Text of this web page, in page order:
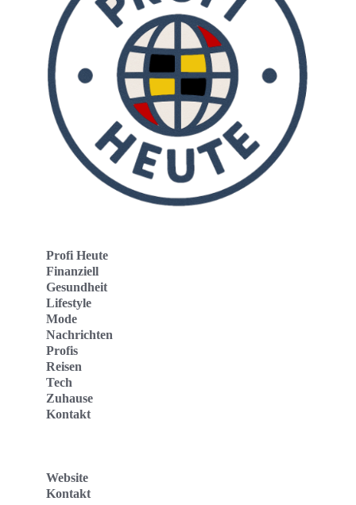
Profi Heute
Finanziell
Gesundheit
Lifestyle
Mode
Nachrichten
Profis
Reisen
Tech
Zuhause
Kontakt
Website
Kontakt